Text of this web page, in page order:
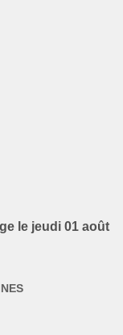
le jeudi 01 août